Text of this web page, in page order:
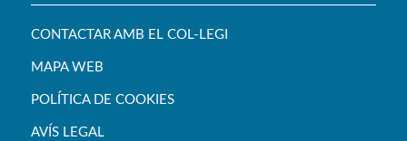
CONTACTAR AMB EL COL-LEGI
MAPA WEB
POLÍTICA DE COOKIES
AVÍS LEGAL